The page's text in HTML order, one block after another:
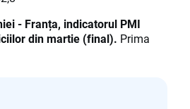
- Franța, indicatorul PMI
din martie (final). Prima